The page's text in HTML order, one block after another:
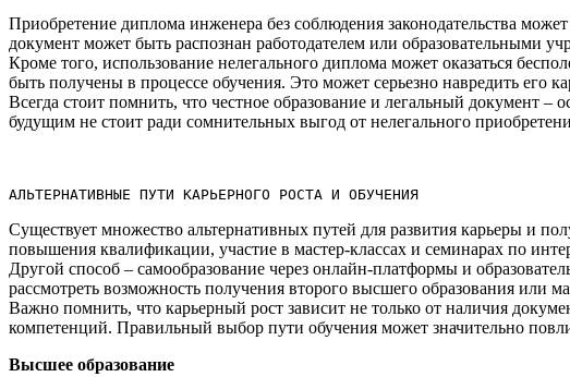
Приобретение диплома инженера без соблюдения законодательства
документ может быть распознан работодателем или образовательными
Кроме того, использование нелегального диплома может оказаться
быть получены в процессе обучения.​ Это может серьезно навредить его
Всегда стоит помнить, что честное образование и легальный документ
будущим не стоит ради сомнительных выгод от нелегального
АЛЬТЕРНАТИВНЫЕ ПУТИ КАРЬЕРНОГО РОСТА И ОБУЧЕНИЯ
Существует множество альтернативных путей для развития карьеры и
повышения квалификации, участие в мастер-классах и семинарах по
Другой способ – самообразование через онлайн-платформы и
рассмотреть возможность получения второго высшего образования или
Важно помнить, что карьерный рост зависит не только от наличия
компетенций.​ Правильный выбор пути обучения может значительно
Высшее образование